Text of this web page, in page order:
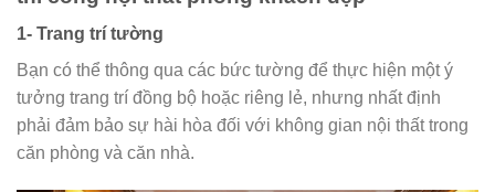
1- Trang trí tường
Bạn có thể thông qua các bức tường để thực hiện một ý
tưởng trang trí đồng bộ hoặc riêng lẻ, nhưng nhất định
phải đảm bảo sự hài hòa đối với không gian nội thất trong
căn phòng và căn nhà.